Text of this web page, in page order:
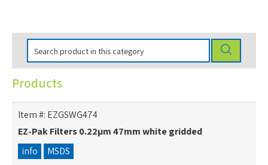
Products
Item #: EZGSWG474
EZ-Pak Filters 0.22µm 47mm white gridded
info
MSDS